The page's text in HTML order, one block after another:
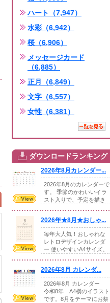
ハート（7,947）
水彩（6,942）
桜（6,906）
メッセージカード
（6,885）
正月（6,849）
文字（6,557）
女性（6,381）
ダウンロードランキング
2026年8月カレンダー...
2026年8月のカレンダーで
す。 季節のかわいいイラ
スト入りで、予定を描き
2026年★8月★おしゃ...
毎年大人気！おしゃれな
レトロデザインカレンダ
ー 使いやすいA4サイズ。
2026年8月 カレンダ...
2026年8月 カレンダー
令和8年 A4横のイラスト
です。8月をテーマにお祭